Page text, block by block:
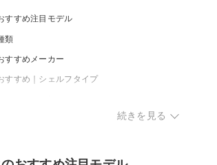
すすめ注目モデル
類
すすめメーカー
すすめ｜シェルフタイプ
び方
続きを見る